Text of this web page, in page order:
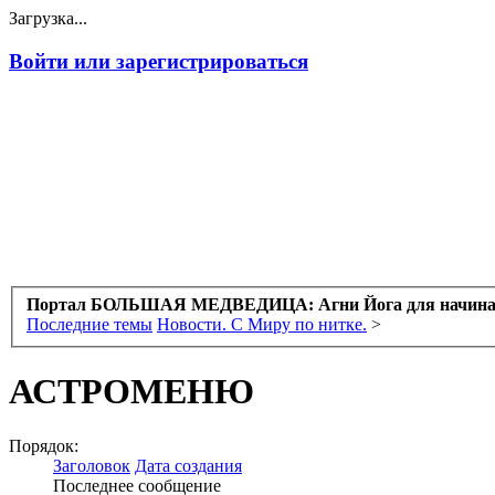
Загрузка...
Войти или зарегистрироваться
Портал БОЛЬШАЯ МЕДВЕДИЦА: Агни Йога для
Последние темы Новости. С Миру по нитке. >
АСТРОМЕНЮ
Порядок:
Заголовок Дата создания
Последнее сообщение